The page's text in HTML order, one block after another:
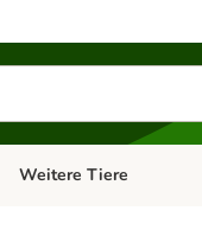
Kategorie-Menü öffnen:
Weitere Tiere